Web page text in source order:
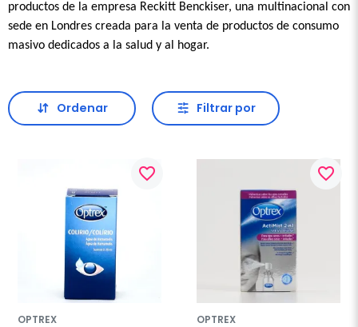
productos de la empresa Reckitt Benckiser, una multinacional con
sede en Londres creada para la venta de productos de consumo
masivo dedicados a la salud y al hogar.
Ordenar Filtrar por
favorite_border
OPTREX
favorite_border
OPTREX